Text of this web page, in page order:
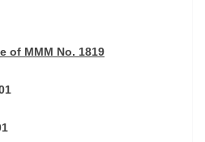
of MMM No. 1819